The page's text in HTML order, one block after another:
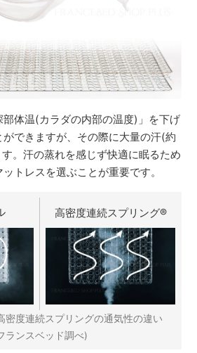
部体温(カラダの内部の温度)」を下げ
できますが、その際に大量の汗(約
。汗の蒸れを感じず快適に眠るため
トレスを選ぶことが重要です。
高密度連続スプリング®
密度連続スプリングの通気性の違い
ランスベッド調べ)